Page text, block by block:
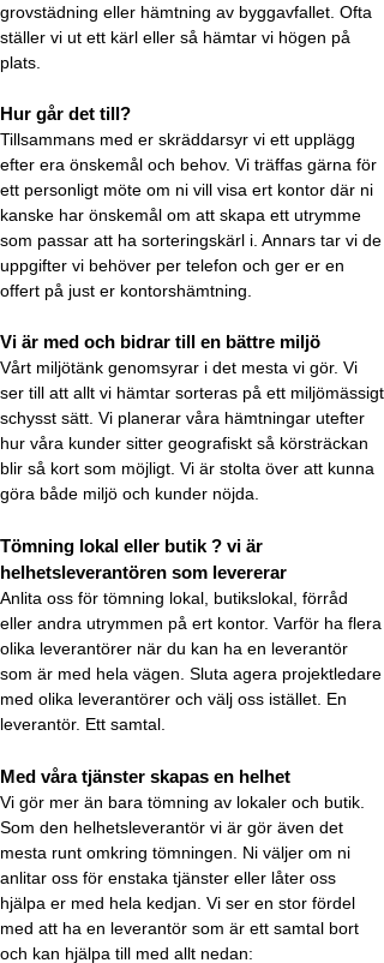
grovstädning eller hämtning av byggavfallet. Ofta
ställer vi ut ett kärl eller så hämtar vi högen på
plats.
Hur går det till?
Tillsammans med er skräddarsyr vi ett upplägg
efter era önskemål och behov. Vi träffas gärna för
ett personligt möte om ni vill visa ert kontor där ni
kanske har önskemål om att skapa ett utrymme
som passar att ha sorteringskärl i. Annars tar vi de
uppgifter vi behöver per telefon och ger er en
offert på just er kontorshämtning.
Vi är med och bidrar till en bättre miljö
Vårt miljötänk genomsyrar i det mesta vi gör. Vi
ser till att allt vi hämtar sorteras på ett miljömässigt
schysst sätt. Vi planerar våra hämtningar utefter
hur våra kunder sitter geografiskt så körsträckan
blir så kort som möjligt. Vi är stolta över att kunna
göra både miljö och kunder nöjda.
Tömning lokal eller butik ? vi är
helhetsleverantören som levererar
Anlita oss för tömning lokal, butikslokal, förråd
eller andra utrymmen på ert kontor. Varför ha flera
olika leverantörer när du kan ha en leverantör
som är med hela vägen. Sluta agera projektledare
med olika leverantörer och välj oss istället. En
leverantör. Ett samtal.
Med våra tjänster skapas en helhet
Vi gör mer än bara tömning av lokaler och butik.
Som den helhetsleverantör vi är gör även det
mesta runt omkring tömningen. Ni väljer om ni
anlitar oss för enstaka tjänster eller låter oss
hjälpa er med hela kedjan. Vi ser en stor fördel
med att ha en leverantör som är ett samtal bort
och kan hjälpa till med allt nedan: